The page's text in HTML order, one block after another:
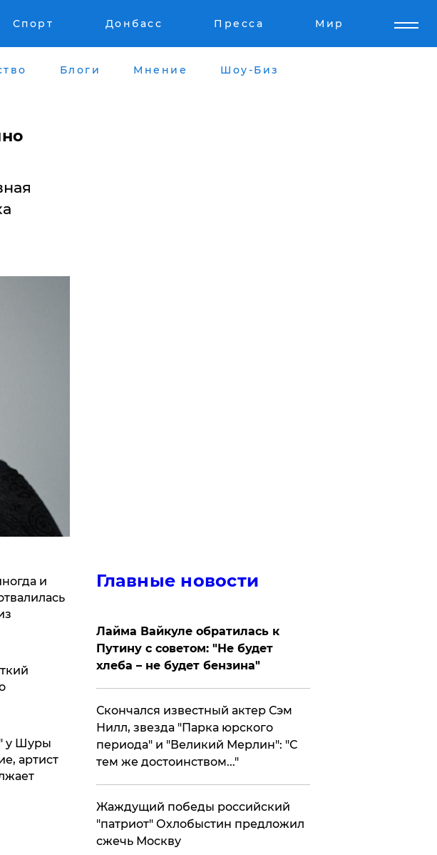
Спорт Донбасс Пресса Мир
Блоги Мнение Шоу-Биз
и
у Шуры
артист
Главные новости
Лайма Вайкуле обратилась к
Путину с советом: "Не будет
хлеба – не будет бензина"
Скончался известный актер Сэм
Нилл, звезда "Парка юрского
периода" и "Великий Мерлин": "С
тем же достоинством..."
Жаждущий победы российский
"патриот" Охлобыстин предложил
сжечь Москву